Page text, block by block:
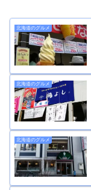
北海道のグルメ
北海道のグルメ
北海道のグルメ